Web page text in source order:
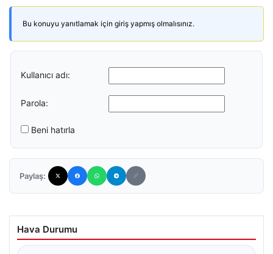
Bu konuyu yanıtlamak için giriş yapmış olmalısınız.
Kullanıcı adı:
Parola:
Beni hatırla
Paylaş:
Hava Durumu